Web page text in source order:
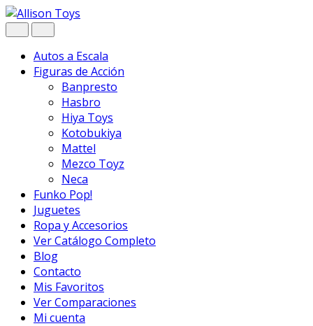
Navegar
Ir
al
Autos a Escala
Figuras de Acción
Banpresto
Hasbro
Hiya Toys
Kotobukiya
Mattel
Mezco Toyz
Neca
Funko Pop!
Juguetes
Ropa y Accesorios
Ver Catálogo Completo
Blog
Contacto
Mis Favoritos
Ver Comparaciones
Mi cuenta